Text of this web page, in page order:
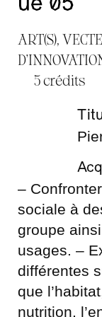
ue 05
ART(S),
5 crédits
–
sociale à
groupe
usages. –
différentes
que
nutrition,